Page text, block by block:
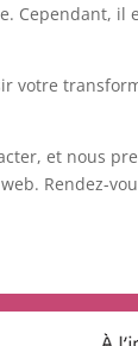
Cependant,
votre
et nous
Rendez-